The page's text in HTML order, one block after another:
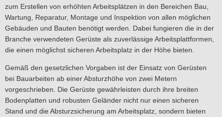
zum Erstellen von erhöhten Arbeitsplätzen in den Bereichen Bau,
Wartung, Reparatur, Montage und Inspektion von allen möglichen
Gebäuden und Bauten benötigt werden. Dabei fungieren die in der
Branche verwendeten Gerüste als zuverlässige Arbeitsplattformen,
die einen möglichst sicheren Arbeitsplatz in der Höhe bieten.
Gemäß den gesetzlichen Vorgaben ist der Einsatz von Gerüsten
bei Bauarbeiten ab einer Absturzhöhe von zwei Metern
vorgeschrieben. Die Gerüste gewährleisten durch ihre breiten
Bodenplatten und robusten Geländer nicht nur einen sicheren
Stand und die Absturzsicherung am Arbeitsplatz, sondern bieten